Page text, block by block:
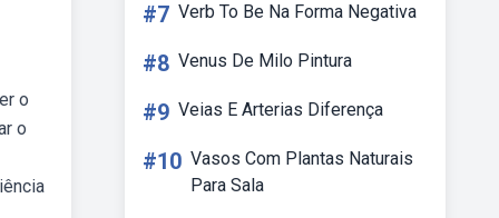
o
o
#7 Verb To Be Na Forma Negativa
#8 Venus De Milo Pintura
#9 Veias E Arterias Diferença
#10 Vasos Com Plantas Naturais
Para Sala